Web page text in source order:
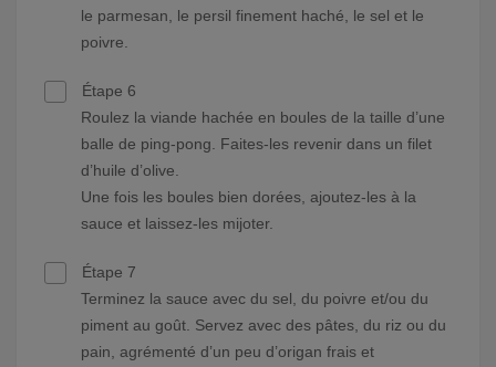
le parmesan, le persil finement haché, le sel et le
poivre.
Étape 6
Roulez la viande hachée en boules de la taille d’une
balle de ping-pong. Faites-les revenir dans un filet
d’huile d’olive.
Une fois les boules bien dorées, ajoutez-les à la
sauce et laissez-les mijoter.
Étape 7
Terminez la sauce avec du sel, du poivre et/ou du
piment au goût. Servez avec des pâtes, du riz ou du
pain, agrémenté d’un peu d’origan frais et